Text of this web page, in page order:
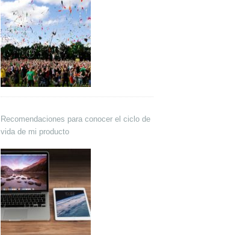
Recomendaciones para conocer el ciclo de
vida de mi producto